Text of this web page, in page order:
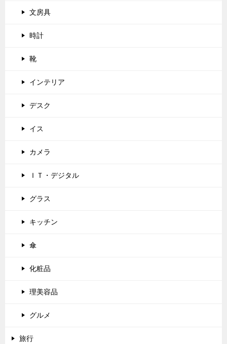
文房具
時計
靴
インテリア
デスク
イス
カメラ
ＩＴ・デジタル
グラス
キッチン
傘
化粧品
理美容品
グルメ
旅行